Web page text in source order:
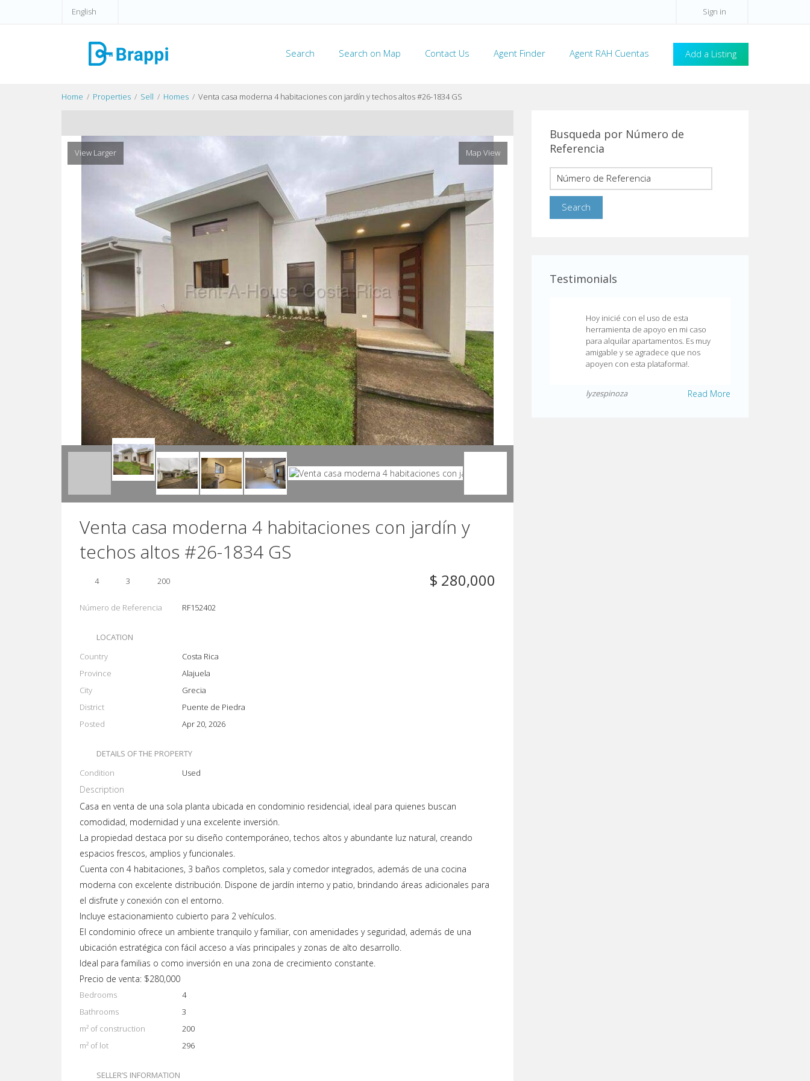
English Sign in
Add a Listing
Search Search on Map Contact Us Agent Finder Agent RAH Cuentas
Home Properties Sell Homes Venta casa moderna 4 habitaciones con jardín y techos altos #26-1834 GS
Busqueda por Número de
Referencia
Testimonials
Hoy inicié con el uso de esta
herramienta de apoyo en mi caso
para alquilar apartamentos. Es muy
amigable y se agradece que nos
apoyen con esta plataforma!.
Read More
lyzespinoza
View Larger Map View
Venta casa moderna 4 habitaciones con jardín y
techos altos #26-1834 GS
$ 280,000
4 3 200
Número de Referencia RF152402
LOCATION
Country
Costa Rica
Province
Alajuela
City
Grecia
District
Puente de Piedra
Posted
Apr 20, 2026
DETAILS OF THE PROPERTY
Condition
Used
Description
Casa en venta de una sola planta ubicada en condominio residencial, ideal para quienes buscan
comodidad, modernidad y una excelente inversión.
La propiedad destaca por su diseño contemporáneo, techos altos y abundante luz natural, creando
espacios frescos, amplios y funcionales.
Cuenta con 4 habitaciones, 3 baños completos, sala y comedor integrados, además de una cocina
moderna con excelente distribución. Dispone de jardín interno y patio, brindando áreas adicionales para
el disfrute y conexión con el entorno.
Incluye estacionamiento cubierto para 2 vehículos.
El condominio ofrece un ambiente tranquilo y familiar, con amenidades y seguridad, además de una
ubicación estratégica con fácil acceso a vías principales y zonas de alto desarrollo.
Ideal para familias o como inversión en una zona de crecimiento constante.
Precio de venta: $280,000
Bedrooms
4
Bathrooms
3
m² of construction
200
m² of lot
296
SELLER’S INFORMATION